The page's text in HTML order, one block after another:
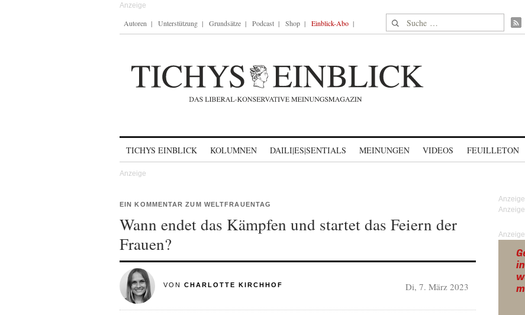
Autoren Unterstützung Grundsätze Podcast Shop Einblick-Abo Suche nach:
TICHYS EINBLICK KOLUMNEN DAILI|ES|SENTIALS MEINUNGEN VIDEOS FEUILLETON
EIN KOMMENTAR ZUM WELTFRAUENTAG
Wann endet das Kämpfen und startet das Feiern der
Frauen?
VON CHARLOTTE KIRCHHOF Di, 7. März 2023
Anzeige